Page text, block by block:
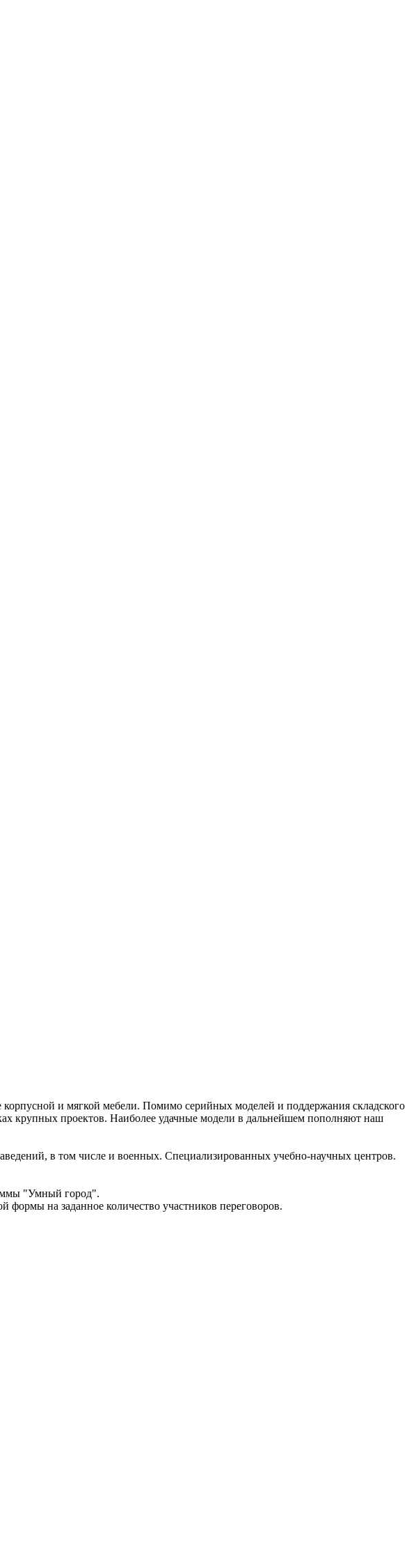
корпусной и мягкой мебели. Помимо серийных моделей и поддержания складского
крупных проектов. Наиболее удачные модели в дальнейшем пополняют наш
в том числе и военных. Специализированных учебно-научных центров.
"Умный город".
на заданное количество участников переговоров.